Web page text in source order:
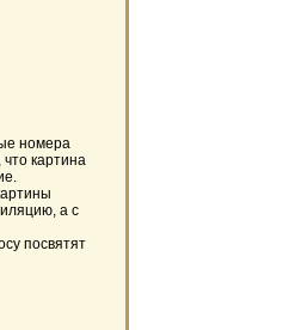
номера
картина
а с
посвятят